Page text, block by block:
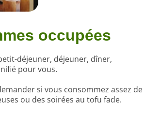
occupées
déjeuner, déjeuner, dîner,
pour vous.
si vous consommez assez de
ou des soirées au tofu fade.